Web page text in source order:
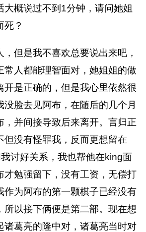
大概说过不到1分钟，请问她姐
死？
但是我不喜欢总要说出来吧，
常人都能理智面对，她姐姐的做
开是正确的，但是我心里依然很
没脸去见阿布，在随后的几个月
，并间接导致后来离开。言归正
但没有怪罪我，反而更想留在
讨好关系，我也帮他在king面
才勉强留下，没有工资，无偿打
作为阿布的第一颗棋子已经没有
所以接下俩便是第二部。现在想
诸葛亮的隆中对，诸葛亮当时对